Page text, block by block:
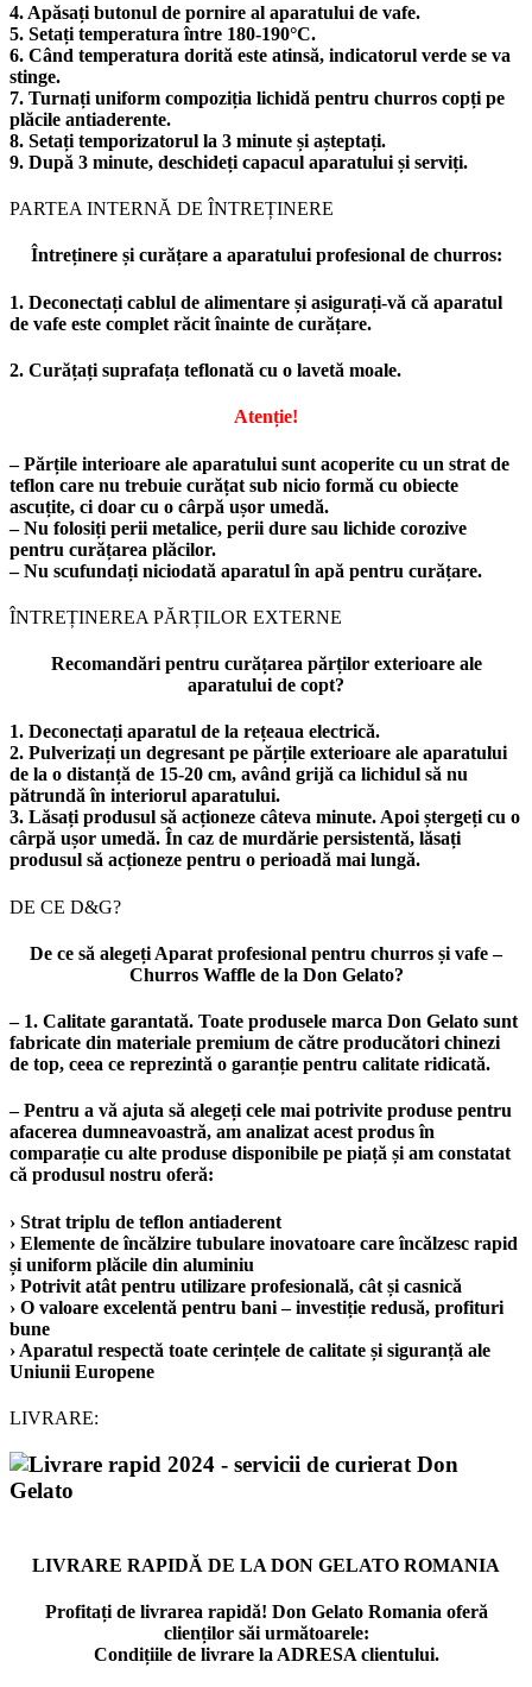
4. Apăsați butonul de pornire al aparatului de vafe.
5. Setați temperatura între 180-190°C.
6. Când temperatura dorită este atinsă, indicatorul verde se va
stinge.
7. Turnați uniform compoziția lichidă pentru churros copți pe
plăcile antiaderente.
8. Setați temporizatorul la 3 minute și așteptați.
9. După 3 minute, deschideți capacul aparatului și serviți.
PARTEA INTERNĂ DE ÎNTREȚINERE
Întreținere și curățare a aparatului profesional de churros:
1. Deconectați cablul de alimentare și asigurați-vă că aparatul
de vafe este complet răcit înainte de curățare.
2. Curățați suprafața teflonată cu o lavetă moale.
Atenție!
– Părțile interioare ale aparatului sunt acoperite cu un strat de
teflon care nu trebuie curățat sub nicio formă cu obiecte
ascuțite, ci doar cu o cârpă ușor umedă.
– Nu folosiți perii metalice, perii dure sau lichide corozive
pentru curățarea plăcilor.
– Nu scufundați niciodată aparatul în apă pentru curățare.
ÎNTREȚINEREA PĂRȚILOR EXTERNE
Recomandări pentru curățarea părților exterioare ale
aparatului de copt?
1. Deconectați aparatul de la rețeaua electrică.
2. Pulverizați un degresant pe părțile exterioare ale aparatului
de la o distanță de 15-20 cm, având grijă ca lichidul să nu
pătrundă în interiorul aparatului.
3. Lăsați produsul să acționeze câteva minute. Apoi ștergeți cu o
cârpă ușor umedă. În caz de murdărie persistentă, lăsați
produsul să acționeze pentru o perioadă mai lungă.
DE CE D&G?
De ce să alegeți Aparat profesional pentru churros și vafe –
Churros Waffle de la Don Gelato?
– 1. Calitate garantată. Toate produsele marca Don Gelato sunt
fabricate din materiale premium de către producători chinezi
de top, ceea ce reprezintă o garanție pentru calitate ridicată.
– Pentru a vă ajuta să alegeți cele mai potrivite produse pentru
afacerea dumneavoastră, am analizat acest produs în
comparație cu alte produse disponibile pe piață și am constatat
că produsul nostru oferă:
› Strat triplu de teflon antiaderent
› Elemente de încălzire tubulare inovatoare care încălzesc rapid
și uniform plăcile din aluminiu
› Potrivit atât pentru utilizare profesională, cât și casnică
› O valoare excelentă pentru bani – investiție redusă, profituri
bune
› Aparatul respectă toate cerințele de calitate și siguranță ale
Uniunii Europene
LIVRARE:
LIVRARE RAPIDĂ DE LA DON GELATO ROMANIA
Profitați de livrarea rapidă! Don Gelato Romania oferă
clienților săi următoarele:
Condițiile de livrare la ADRESA clientului.